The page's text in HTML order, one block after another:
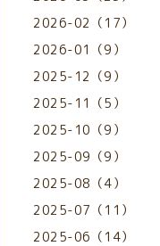
2026-02（17）
2026-01（9）
2025-12（9）
2025-11（5）
2025-10（9）
2025-09（9）
2025-08（4）
2025-07（11）
2025-06（14）